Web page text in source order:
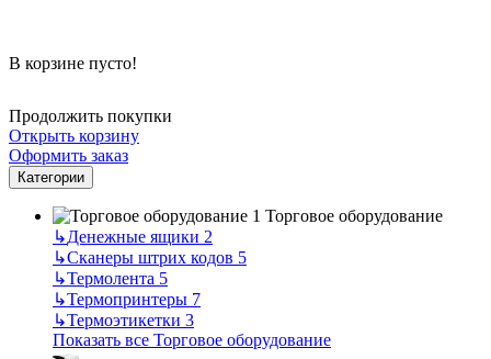
В корзине пусто!
Продолжить покупки
Открыть корзину
Оформить заказ
Категории
Торговое оборудование
↳Денежные ящики 2
↳Сканеры штрих кодов 5
↳Термолента 5
↳Термопринтеры 7
↳Термоэтикетки 3
Показать все Торговое оборудование